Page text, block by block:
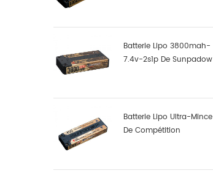
Batterie Lipo 3800mah-
7.4v-2s1p De Sunpadow
Batterie Lipo Ultra-Mince
De Compétition